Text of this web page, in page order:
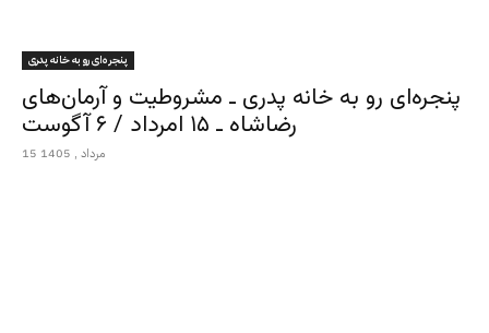
پنجره‌ای رو به خانه پدری
پنجره‌ای رو به خانه پدری ـ مشروطیت و آرمان‌های
رضاشاه ـ ۱۵ امرداد / ۶ آگوست
15 مرداد , 1405